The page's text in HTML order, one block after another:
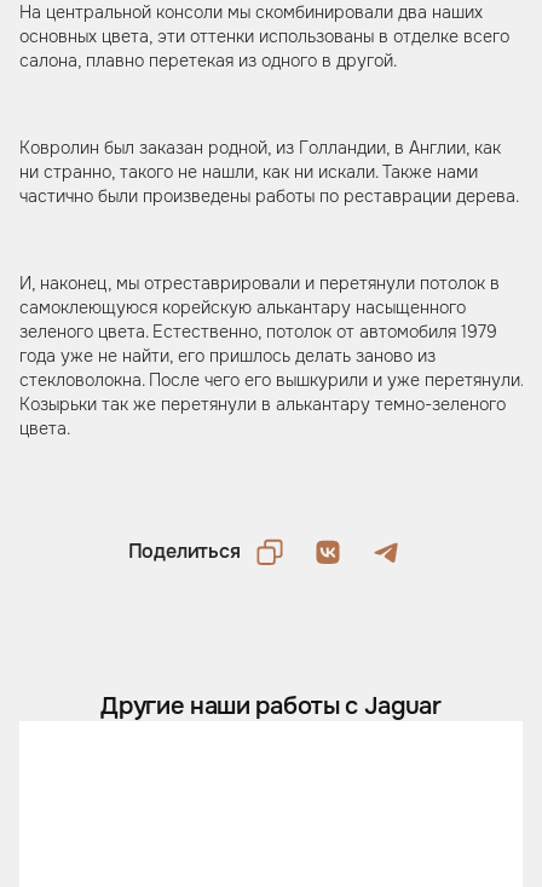
На центральной консоли мы скомбинировали два наших
основных цвета, эти оттенки использованы в отделке всего
салона, плавно перетекая из одного в другой.
Ковролин был заказан родной, из Голландии, в Англии, как
ни странно, такого не нашли, как ни искали. Также нами
частично были произведены работы по реставрации дерева.
И, наконец, мы отреставрировали и перетянули потолок в
самоклеющуюся корейскую алькантару насыщенного
зеленого цвета. Естественно, потолок от автомобиля 1979
года уже не найти, его пришлось делать заново из
стекловолокна. После чего его вышкурили и уже перетянули.
Козырьки так же перетянули в алькантару темно-зеленого
цвета.
Поделиться
Другие наши работы с Jaguar